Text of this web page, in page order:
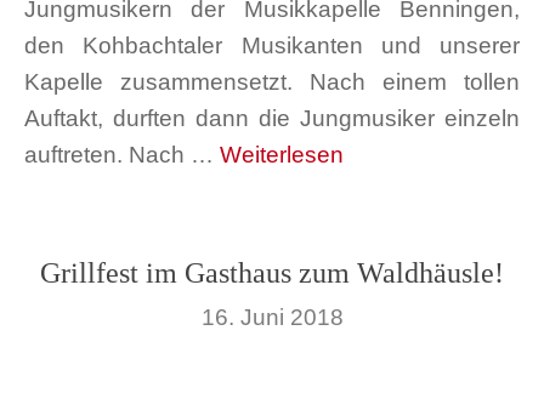
Jungmusikern der Musikkapelle Benningen,
den Kohbachtaler Musikanten und unserer
Kapelle zusammensetzt. Nach einem tollen
Auftakt, durften dann die Jungmusiker einzeln
auftreten. Nach … Weiterlesen
Grillfest im Gasthaus zum Waldhäusle!
16. Juni 2018